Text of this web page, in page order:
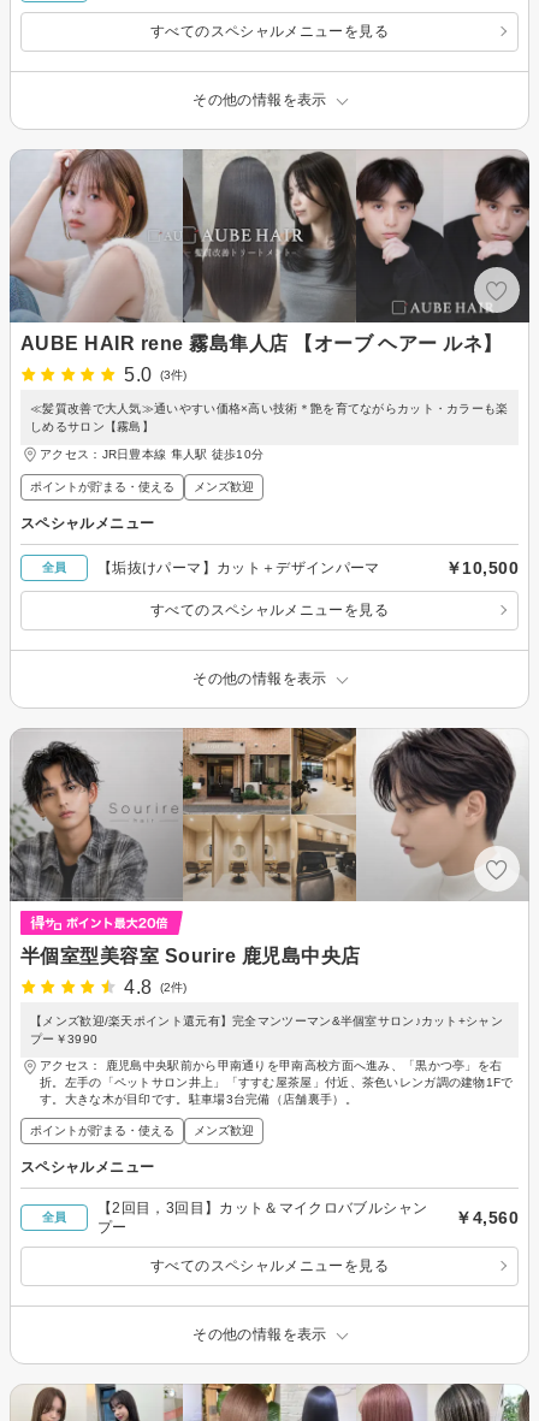
すべてのスペシャルメニューを見る
その他の情報を表示
AUBE HAIR rene 霧島隼人店 【オーブ ヘアー ルネ】
5.0
(3件)
≪髪質改善で大人気≫通いやすい価格×高い技術＊艶を育てながらカット・カラーも楽
しめるサロン【霧島】
アクセス：JR日豊本線 隼人駅 徒歩10分
ポイントが貯まる・使える メンズ歓迎
スペシャルメニュー
全員 【垢抜けパーマ】カット＋デザインパーマ ￥10,500
すべてのスペシャルメニューを見る
その他の情報を表示
半個室型美容室 Sourire 鹿児島中央店
4.8
(2件)
【メンズ歓迎/楽天ポイント還元有】完全マンツーマン&半個室サロン♪カット+シャン
プー￥3990
アクセス： 鹿児島中央駅前から甲南通りを甲南高校方面へ進み、「黒かつ亭」を右
折。左手の「ペットサロン井上」「すすむ屋茶屋」付近、茶色いレンガ調の建物1Fで
す。大きな木が目印です。駐車場3台完備（店舗裏手）。
ポイントが貯まる・使える メンズ歓迎
スペシャルメニュー
全員
【2回目，3回目】カット＆マイクロバブルシャン
プー
￥4,560
すべてのスペシャルメニューを見る
その他の情報を表示